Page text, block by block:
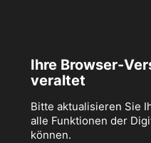
Ihre Browser-
veraltet
Bitte aktualisieren Sie
alle Funktionen der
können.